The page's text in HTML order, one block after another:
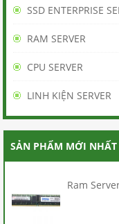
LIÊN
SSD ENTERPRISE
RAM SERVER
CPU SERVER
LINH KIỆN SERVER
SẢN PHẨM MỚI NHẤT
Ram